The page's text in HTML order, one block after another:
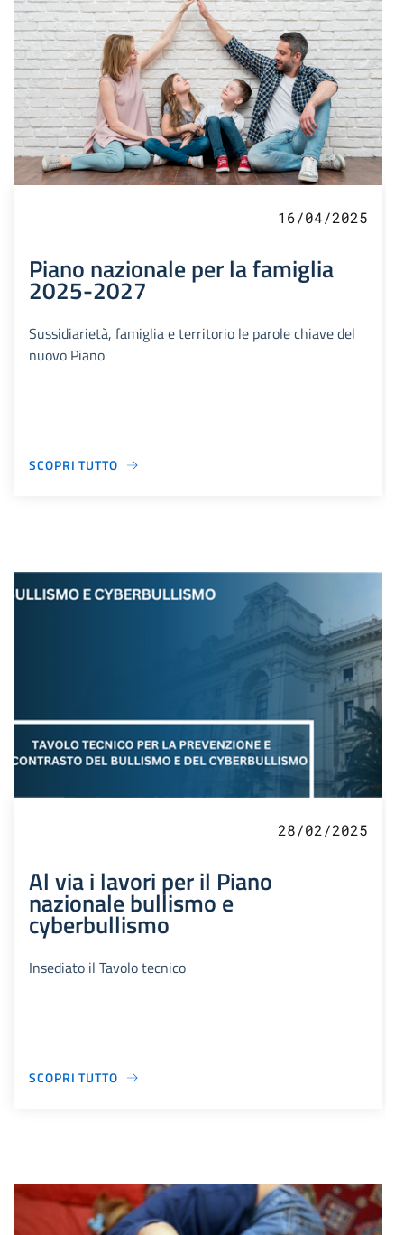
16/04/2025
Piano nazionale per la famiglia
2025-2027
Sussidiarietà, famiglia e territorio le parole chiave del
nuovo Piano
SCOPRI TUTTO
28/02/2025
Al via i lavori per il Piano
nazionale bullismo e
cyberbullismo
Insediato il Tavolo tecnico
SCOPRI TUTTO